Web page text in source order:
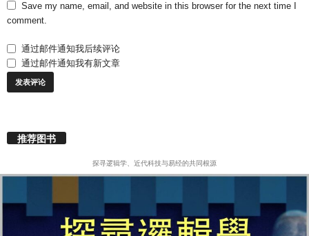
Save my name, email, and website in this browser for the next time I
comment.
通过邮件通知我后续评论
通过邮件通知我有新文章
推荐图书
探寻逻辑学、近代科技与易经的共同根源